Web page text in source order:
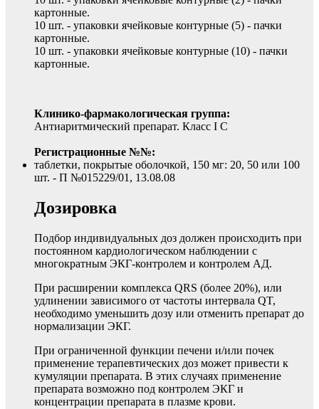
картонные.
10 шт. - упаковки ячейковые контурные (5) - пачки
картонные.
10 шт. - упаковки ячейковые контурные (10) - пачки
картонные.
Клинико-фармакологическая группа:
Антиаритмический препарат. Класс I C
Регистрационные №№:
таблетки, покрытые оболочкой, 150 мг: 20, 50 или 100
шт. - П №015229/01, 13.08.08
Дозировка
Подбор индивидуальных доз должен происходить при
постоянном кардиологическом наблюдении с
многократным ЭКГ-контролем и контролем АД.
При расширении комплекса QRS (более 20%), или
удлинении зависимого от частоты интервала QT,
необходимо уменьшить дозу или отменить препарат до
нормализации ЭКГ.
При ограниченной функции печени и/или почек
применение терапевтических доз может привести к
кумуляции препарата. В этих случаях применение
препарата возможно под контролем ЭКГ и
концентрации препарата в плазме крови.